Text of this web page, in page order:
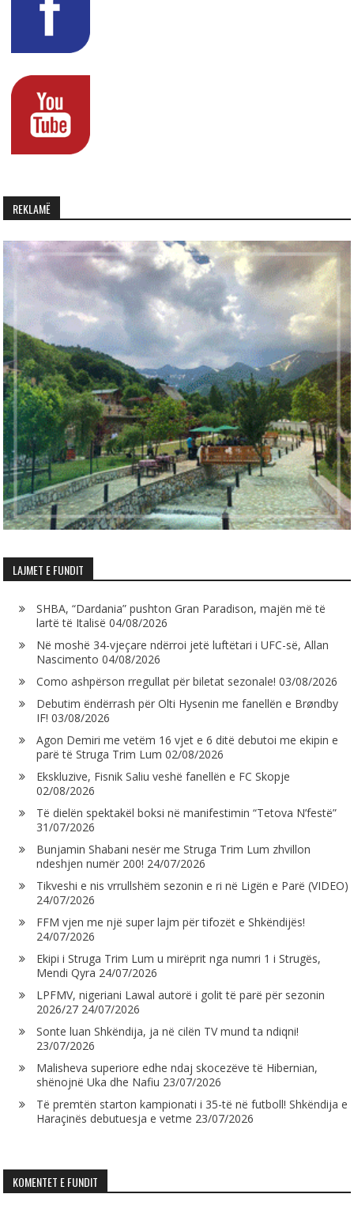
REKLAMË
LAJMET E FUNDIT
SHBA, “Dardania” pushton Gran Paradison, majën më të
lartë të Italisë 04/08/2026
Në moshë 34-vjeçare ndërroi jetë luftëtari i UFC-së, Allan
Nascimento 04/08/2026
Como ashpërson rregullat për biletat sezonale! 03/08/2026
Debutim ëndërrash për Olti Hysenin me fanellën e Brøndby
IF! 03/08/2026
Agon Demiri me vetëm 16 vjet e 6 ditë debutoi me ekipin e
parë të Struga Trim Lum 02/08/2026
Ekskluzive, Fisnik Saliu veshë fanellën e FC Skopje
02/08/2026
Të dielën spektakël boksi në manifestimin “Tetova N’festë”
31/07/2026
Bunjamin Shabani nesër me Struga Trim Lum zhvillon
ndeshjen numër 200! 24/07/2026
Tikveshi e nis vrrullshëm sezonin e ri në Ligën e Parë (VIDEO)
24/07/2026
FFM vjen me një super lajm për tifozët e Shkëndijës!
24/07/2026
Ekipi i Struga Trim Lum u mirëprit nga numri 1 i Strugës,
Mendi Qyra 24/07/2026
LPFMV, nigeriani Lawal autorë i golit të parë për sezonin
2026/27 24/07/2026
Sonte luan Shkëndija, ja në cilën TV mund ta ndiqni!
23/07/2026
Malisheva superiore edhe ndaj skocezëve të Hibernian,
shënojnë Uka dhe Nafiu 23/07/2026
Të premtën starton kampionati i 35-të në futboll! Shkëndija e
Haraçinës debutuesja e vetme 23/07/2026
KOMENTET E FUNDIT